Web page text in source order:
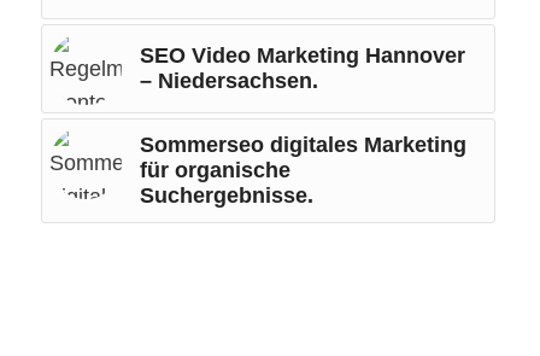
SEO Video Marketing Hannover
– Niedersachsen.
Sommerseo digitales Marketing
für organische
Suchergebnisse.